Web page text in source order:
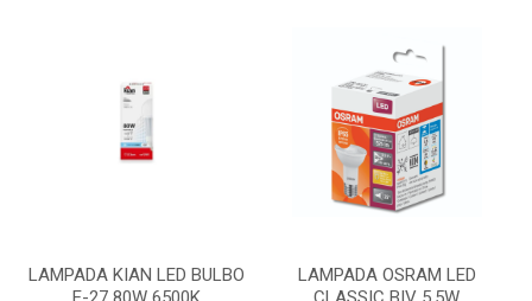
LAMPADA KIAN LED BULBO
LAMPADA OSRAM LED